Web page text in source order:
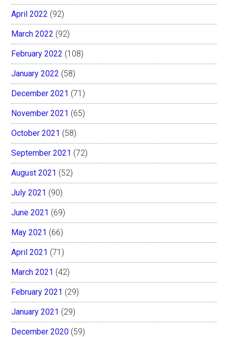
April 2022 (92)
March 2022 (92)
February 2022 (108)
January 2022 (58)
December 2021 (71)
November 2021 (65)
October 2021 (58)
September 2021 (72)
August 2021 (52)
July 2021 (90)
June 2021 (69)
May 2021 (66)
April 2021 (71)
March 2021 (42)
February 2021 (29)
January 2021 (29)
December 2020 (59)